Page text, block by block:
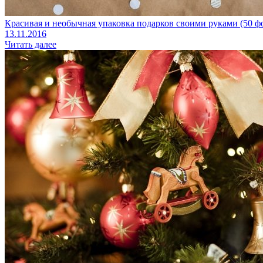
Красивая и необычная упаковка подарков своими руками (50
13.11.2016
Читать далее